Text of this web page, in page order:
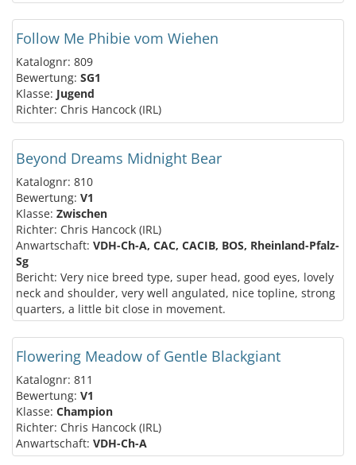
Follow Me Phibie vom Wiehen
Katalognr: 809
Bewertung: SG1
Klasse: Jugend
Richter: Chris Hancock (IRL)
Beyond Dreams Midnight Bear
Katalognr: 810
Bewertung: V1
Klasse: Zwischen
Richter: Chris Hancock (IRL)
Anwartschaft: VDH-Ch-A, CAC, CACIB, BOS, Rheinland-Pfalz-
Sg
Bericht: Very nice breed type, super head, good eyes, lovely
neck and shoulder, very well angulated, nice topline, strong
quarters, a little bit close in movement.
Flowering Meadow of Gentle Blackgiant
Katalognr: 811
Bewertung: V1
Klasse: Champion
Richter: Chris Hancock (IRL)
Anwartschaft: VDH-Ch-A